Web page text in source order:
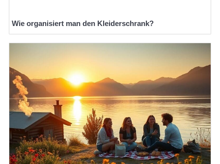
Wie organisiert man den Kleiderschrank?